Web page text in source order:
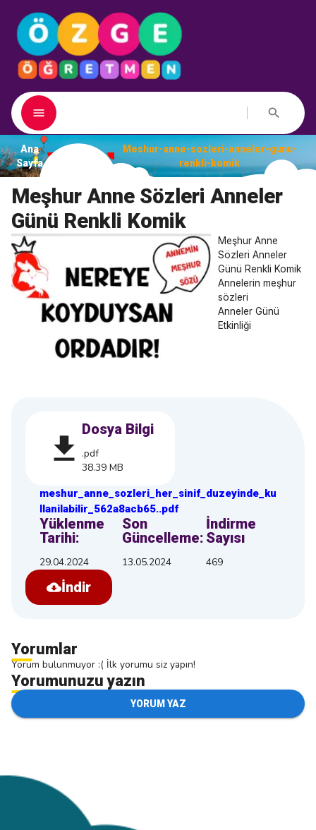
Ana
Sayfa
Meshur-anne-sozleri-anneler-gunu-
renkli-komik
Meşhur Anne Sözleri Anneler
Günü Renkli Komik
Meşhur Anne
Sözleri Anneler
Günü Renkli Komik
Annelerin meşhur
sözleri
Anneler Günü
Etkinliği
Dosya Bilgi
.pdf
38.39 MB
meshur_anne_sozleri_her_sinif_duzeyinde_ku
llanilabilir_562a8acb65..pdf
Yüklenme
Tarihi:
29.04.2024
Son
Güncelleme:
13.05.2024
İndirme
Sayısı
469
İndir
Yorumlar
Yorum bulunmuyor :( İlk yorumu siz yapın!
Yorumunuzu yazın
YORUM YAZ